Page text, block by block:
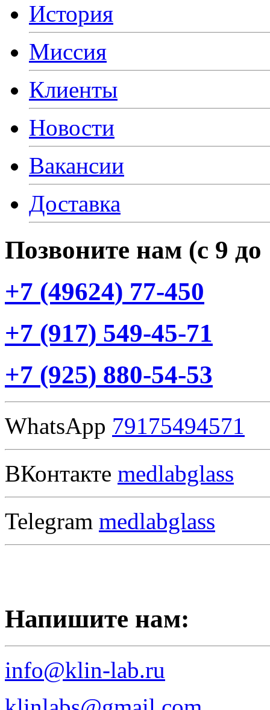
История
Миссия
Клиенты
Новости
Вакансии
Доставка
Позвоните нам (с 9
+7 (49624) 77-450
+7 (917) 549-45-71
+7 (925) 880-54-53
WhatsApp 79175494571
ВКонтакте medlabglass
Telegram medlabglass
Напишите нам:
info@klin-lab.ru